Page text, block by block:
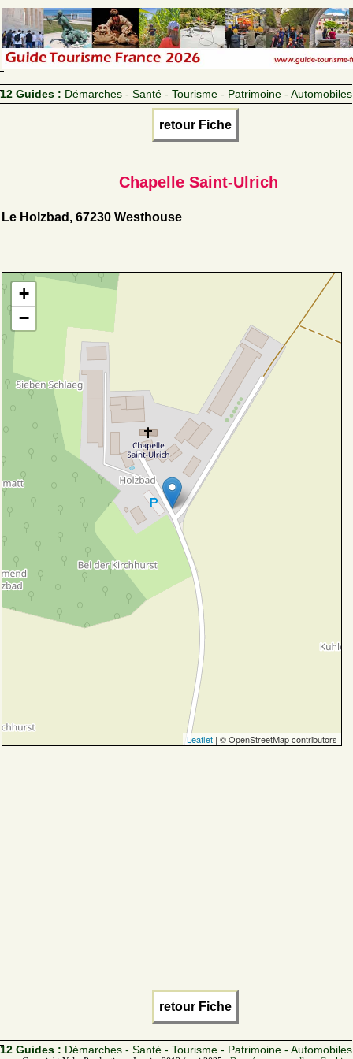
12 Guides : Démarches - Santé - Tourisme - Patrimoine - Automobiles
retour Fiche
Chapelle Saint-Ulrich
Le Holzbad, 67230 Westhouse
+
−
Leaflet | © OpenStreetMap contributors
retour Fiche
12 Guides : Démarches - Santé - Tourisme - Patrimoine - Automobiles